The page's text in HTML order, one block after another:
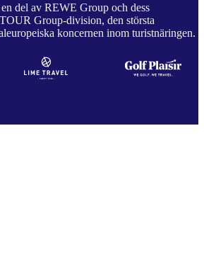
del av REWE Group och dess
Group-division, den största
koncernen inom turistnäringen.